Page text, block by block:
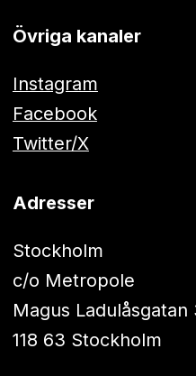
Övriga kanaler
Instagram
Facebook
Twitter/X
Adresser
Stockholm
c/o Metropole
Magus Ladulåsgatan
118 63 Stockholm